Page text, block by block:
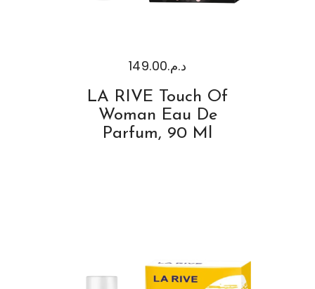
د.م.149.00
LA RIVE Touch Of
Woman Eau De
Parfum, 90 Ml